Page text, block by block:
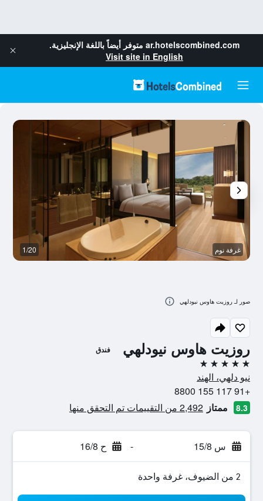
ar.hotelscombined.com متوفر أيضاً باللغة الإنجليزية.
Visit site in English
روزيت هاوس نيودلهي فندق
5 نجوم
نيو دلهي، الهند
+91 117 155 8800
8.3 ممتاز 2,492 من التقييمات تم التحقق منها
س 15/8 - ح 16/8
2 من الضيوف، غرفة واحدة
غرفة نوم 1/20
صور لـ روزيت هاوس نيودلهي